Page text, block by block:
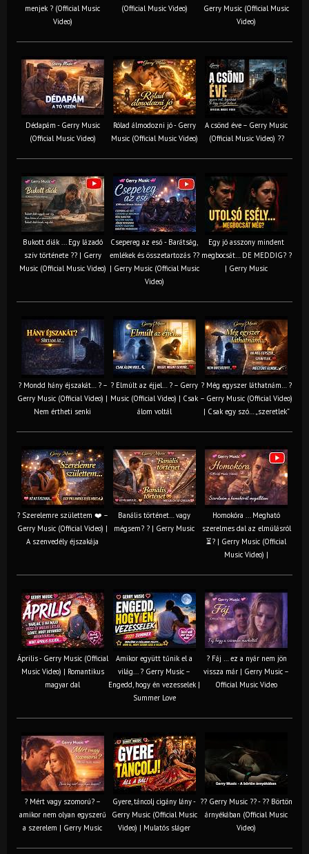
menjek ? (Official Music
Video)
(Official Music Video)
Gerry Music (Official Music
Video)
Dédapám - Gerry Music
(Official Music Video)
Rólad álmodozni jó - Gerry
Music (Official Music Video)
A csönd éve – Gerry Music
(Official Music Video) ??
Bukott diák ... Egy lázadó
szív története ?? | Gerry
Music (Official Music Video)
Csepereg az eső - Barátság,
emlékek és összetartozás ?️?
| Gerry Music (Official Music
Video)
Egy jó asszony mindent
megbocsát… DE MEDDIG? ?
| Gerry Music
? Mondd hány éjszakát… ? –
Gerry Music (Official Video) |
Nem értheti senki
? Elmúlt az éjjel… ? – Gerry
Music (Official Video) | Csak
álom voltál
? Még egyszer láthatnám… ?
– Gerry Music (Official Video)
| Csak egy szó… „szeretlek”
? Szerelemre születtem ❤️ –
Gerry Music (Official Video) |
A szenvedély éjszakája
Banális történet… vagy
mégsem? ? | Gerry Music
Homokóra ... Megható
szerelmes dal az elmúlásról
⏳? | Gerry Music (Official
Music Video) |
Április - Gerry Music (Official
Music Video) | Romantikus
magyar dal
Amikor együtt tűnik el a
világ... ? Gerry Music –
Engedd, hogy én vezesselek |
Summer Love
? Fáj … ez a nyár nem jön
vissza már | Gerry Music –
Official Music Video
? Mért vagy szomorú? –
amikor nem olyan egyszerű
a szerelem | Gerry Music
Gyere, táncolj cigány lány -
Gerry Music (Official Music
Video) | Mulatós sláger
?? Gerry Music ?? - ?? Börtön
árnyékában (Official Music
Video)